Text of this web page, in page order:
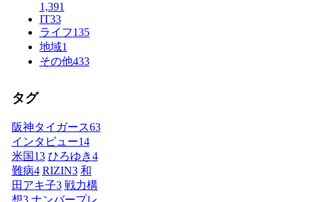
1,391
IT33
ライフ135
地域1
その他433
タグ
阪神タイガース63
インタビュー14
米国13 ひろゆき4
難病4 RIZIN3 和
田アキ子3 戦力構
想3 ナンバープレ